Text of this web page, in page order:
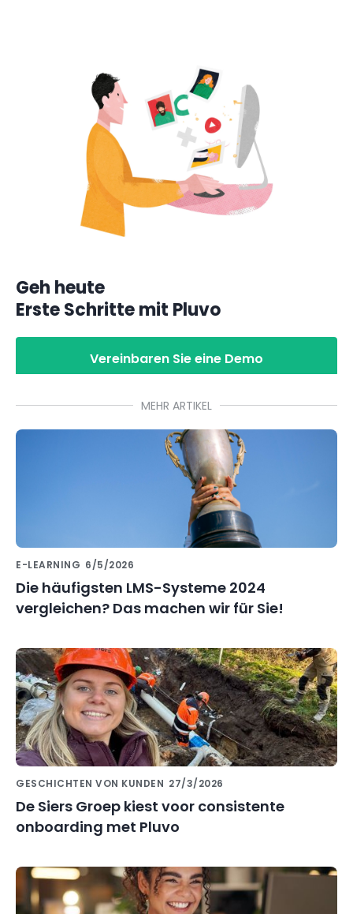
Geh heute
Erste Schritte mit Pluvo
Vereinbaren Sie eine Demo
MEHR ARTIKEL
E-LEARNING 6/5/2026
Die häufigsten LMS-Systeme 2024
vergleichen? Das machen wir für Sie!
GESCHICHTEN VON KUNDEN 27/3/2026
De Siers Groep kiest voor consistente
onboarding met Pluvo